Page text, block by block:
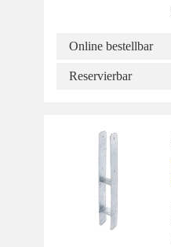
Online bestellbar
Reservierbar